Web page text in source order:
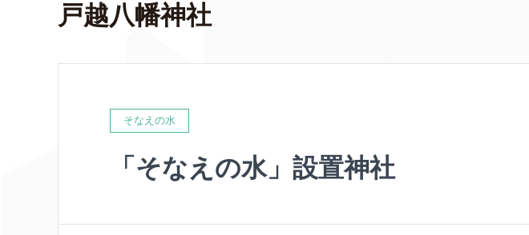
戸越八幡神社
そなえの水
「そなえの水」設置神社